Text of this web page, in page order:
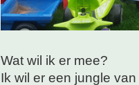
Wat wil ik er mee?
Ik wil er een jungle